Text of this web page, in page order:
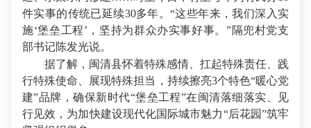
件实事的传统已延续30多年。“这些年来，我们深入实
施‘堡垒工程’，坚持为群众办实事好事。”隔兜村党支
部书记陈发光说。
据了解，闽清县怀着特殊感情、扛起特殊责任、践
行特殊使命、展现特殊担当，持续擦亮3个特色“暖心党
建”品牌，确保新时代“堡垒工程”在闽清落细落实、见
行见效，为加快建设现代化国际城市魅力“后花园”筑牢